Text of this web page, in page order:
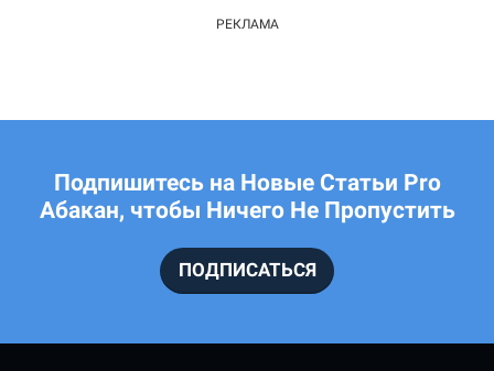
Подпишитесь на Новые Статьи Pro
Абакан, чтобы Ничего Не Пропустить
ПОДПИСАТЬСЯ